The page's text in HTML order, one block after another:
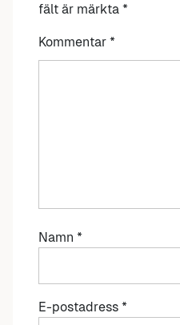
fält är märkta *
Kommentar *
Namn *
E-postadress *